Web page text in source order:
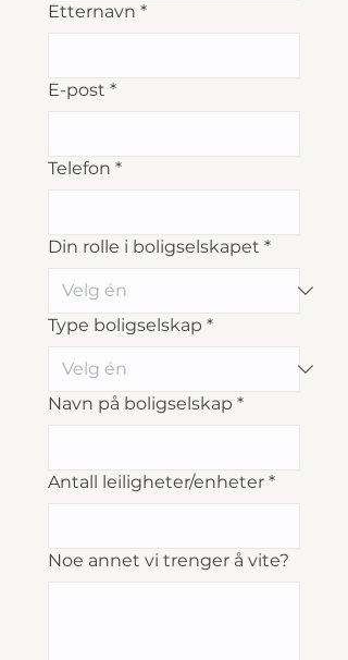
Etternavn *
E-post *
Telefon *
Din rolle i boligselskapet *
Type boligselskap *
Navn på boligselskap *
Antall leiligheter/enheter *
Noe annet vi trenger å vite?